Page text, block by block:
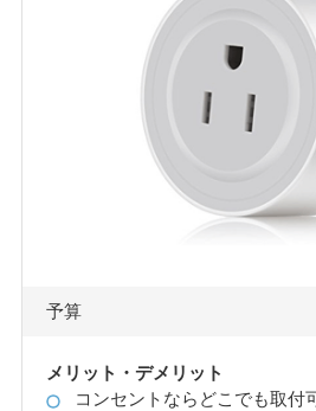
予算
メリット・デメリット
コンセントならどこでも取付